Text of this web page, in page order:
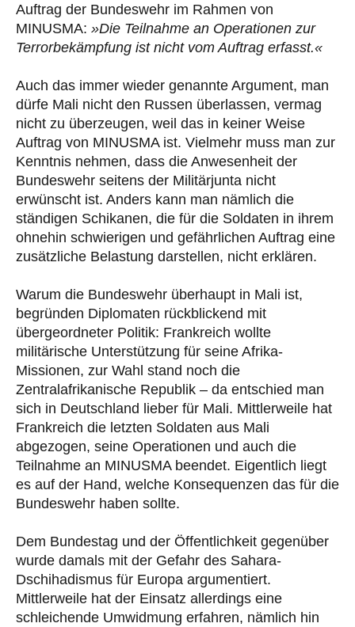
Auftrag der Bundeswehr im Rahmen von
MINUSMA: »Die Teilnahme an Operationen zur
Terrorbekämpfung ist nicht vom Auftrag erfasst.«
Auch das immer wieder genannte Argument, man
dürfe Mali nicht den Russen überlassen, vermag
nicht zu überzeugen, weil das in keiner Weise
Auftrag von MINUSMA ist. Vielmehr muss man zur
Kenntnis nehmen, dass die Anwesenheit der
Bundeswehr seitens der Militärjunta nicht
erwünscht ist. Anders kann man nämlich die
ständigen Schikanen, die für die Soldaten in ihrem
ohnehin schwierigen und gefährlichen Auftrag eine
zusätzliche Belastung darstellen, nicht erklären.
Warum die Bundeswehr überhaupt in Mali ist,
begründen Diplomaten rückblickend mit
übergeordneter Politik: Frankreich wollte
militärische Unterstützung für seine Afrika-
Missionen, zur Wahl stand noch die
Zentralafrikanische Republik – da entschied man
sich in Deutschland lieber für Mali. Mittlerweile hat
Frankreich die letzten Soldaten aus Mali
abgezogen, seine Operationen und auch die
Teilnahme an MINUSMA beendet. Eigentlich liegt
es auf der Hand, welche Konsequenzen das für die
Bundeswehr haben sollte.
Dem Bundestag und der Öffentlichkeit gegenüber
wurde damals mit der Gefahr des Sahara-
Dschihadismus für Europa argumentiert.
Mittlerweile hat der Einsatz allerdings eine
schleichende Umwidmung erfahren, nämlich hin